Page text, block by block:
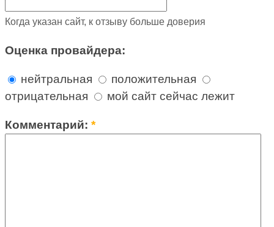
Когда указан сайт, к отзыву больше доверия
Оценка провайдера:
нейтральная
положительная
отрицательная
мой сайт сейчас лежит
Комментарий:*